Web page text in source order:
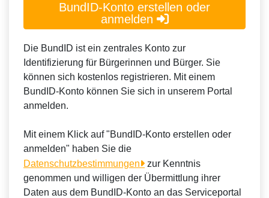
BundID-Konto erstellen oder
anmelden
Die BundID ist ein zentrales Konto zur
Identifizierung für Bürgerinnen und Bürger. Sie
können sich kostenlos registrieren. Mit einem
BundID-Konto können Sie sich in unserem Portal
anmelden.
Mit einem Klick auf "BundID-Konto erstellen oder
anmelden" haben Sie die
Datenschutzbestimmungen
zur Kenntnis
genommen und willigen der Übermittlung ihrer
Daten aus dem BundID-Konto an das Serviceportal